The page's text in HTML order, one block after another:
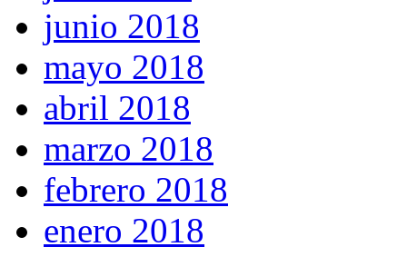
junio 2018
mayo 2018
abril 2018
marzo 2018
febrero 2018
enero 2018